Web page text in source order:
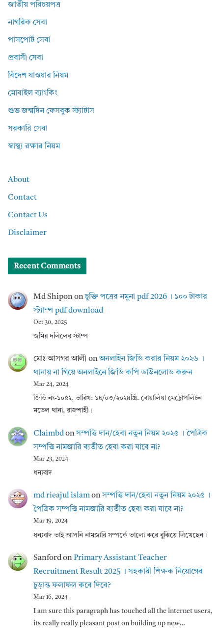
জাতীয় পরিচয়পত্র
নাগরিক সেবা
পাসপোর্ট সেবা
প্রবাসী সেবা
বিদেশ যাওয়ার নিয়ম
মোবাইল ব্যাংকিং
শুভ জন্মদিন ফেসবুক স্ট্যাটাস
সরকারি সেবা
স্বাস্থ্য রক্ষার নিয়ম
About
Contact
Contact Us
Disclaimer
Recent Comments
Md Shipononচুক্তি পত্রের নমুনা pdf 2026 । ১০০ টাকার
স্ট্যাম্প pdf download
Oct 30, 2025
জমির দলিলের স্টাম্প
মোঃ আসগর আলী onঅনলাইন জিডি করার নিয়ম ২০২৬ ।
থানায় না গিয়ে অনলাইনে জিডি কপি ডাউনলোড করুন
Mar 24, 2024
জিডি নং-১০৫২, তারিখ: ১৪/০৩/২০২৪খ্রি. বোয়ালিয়া মেট্রোপলিটন
মডেল থানা, রাজশাহী।
Claimbdonসম্পত্তি দান/হেবা নতুন নিয়ম ২০২৫ । পৈত্রিক
সম্পত্তি নামজারি ব্যতীত হেবা করা যাবে না?
Mar 23, 2024
ধন্যবাদ
md rieajul islamonসম্পত্তি দান/হেবা নতুন নিয়ম ২০২৫ ।
পৈত্রিক সম্পত্তি নামজারি ব্যতীত হেবা করা যাবে না?
Mar 19, 2024
ধন্যবাদ ভাই আপনি নামজারি সম্পর্কে ভালো করে বুঝিয়ে লিখেছেন।
SanfordonPrimary Assistant Teacher
Recruitment Result 2025 । সহকারী শিক্ষক নিয়োগের
চূড়ান্ত ফলাফল কবে দিবে?
Mar 16, 2024
I am sure this paragraph has touched all the internet users,
its really really pleasant post on building up new…